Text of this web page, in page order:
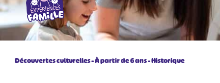
Découvertes culturelles À partir de 6 ans Historique